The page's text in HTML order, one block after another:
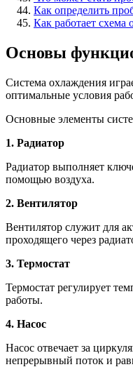
Как определить
Как работает
Основы
Система охлаждения
оптимальные условия
Основные элементы
1. Радиатор
Радиатор выполняет
помощью воздуха.
2. Вентилятор
Вентилятор служит для
проходящего через
3. Термостат
Термостат регулирует
работы.
4. Насос
Насос отвечает за
непрерывный поток и